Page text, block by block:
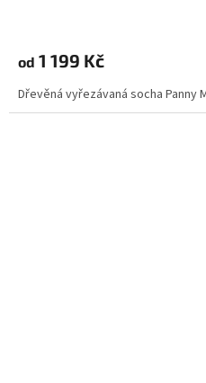
od 1 199 Kč
Dřevěná vyřezávaná socha Panny